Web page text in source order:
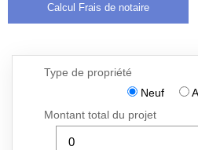
Calcul Frais de notaire